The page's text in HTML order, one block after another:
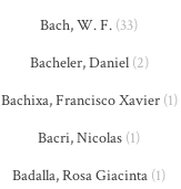
Bach, W. F. (33)
Bacheler, Daniel(2)
Bachixa, Francisco Xavier(1)
Bacri, Nicolas (1)
Badalla, Rosa Giacinta (1)